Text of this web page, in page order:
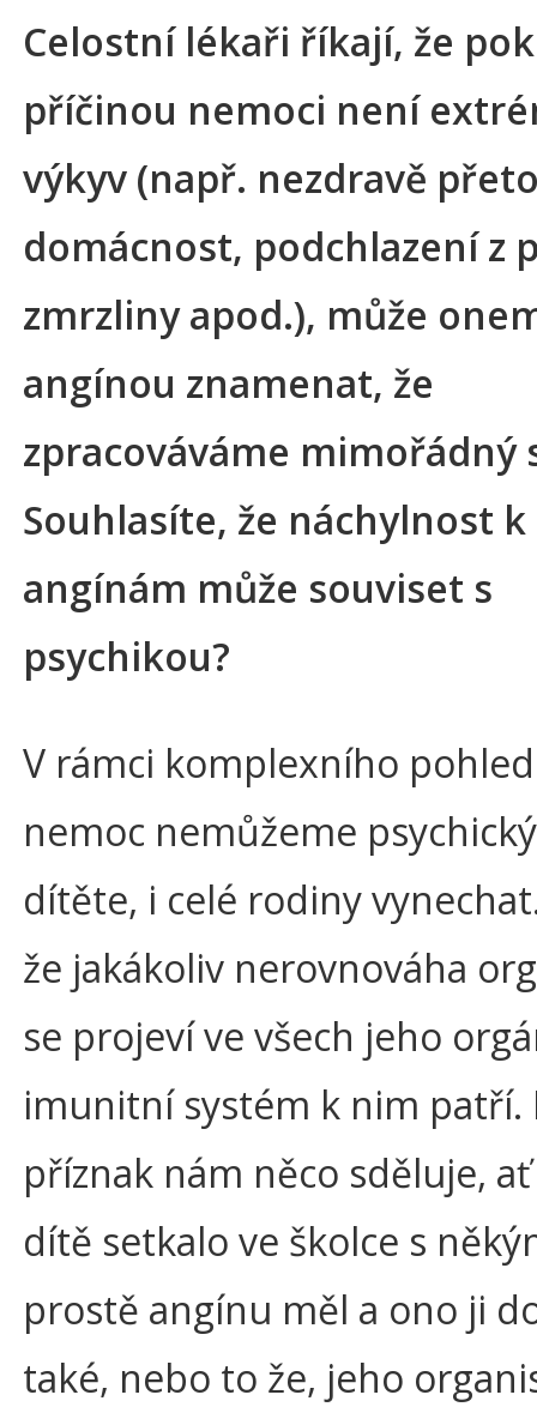
Celostní lékaři říkají, že
příčinou nemoci není
výkyv (např. nezdravě
domácnost, podchlazení z
zmrzliny apod.), může
angínou znamenat, že
zpracováváme mimořádný
Souhlasíte, že náchylnost k
angínám může souviset s
psychikou?
V rámci komplexního
nemoc nemůžeme
dítěte, i celé rodiny
že jakákoliv nerovnováha
se projeví ve všech jeho
imunitní systém k nim patří.
příznak nám něco sděluje,
dítě setkalo ve školce s
prostě angínu měl a ono ji
také, nebo to že, jeho